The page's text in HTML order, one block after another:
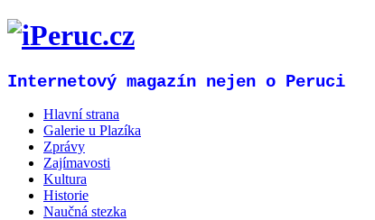
Internetový magazín nejen o Peruci
Hlavní strana
Galerie u Plazíka
Zprávy
Zajímavosti
Kultura
Historie
Naučná stezka